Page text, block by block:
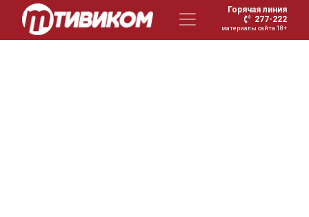
Горячая линия
277-222
материалы сайта 18+